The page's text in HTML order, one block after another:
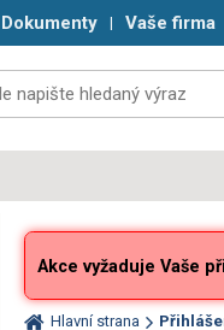
Dokumenty Vaše firma
Akce vyžaduje Vaše
Hlavní strana